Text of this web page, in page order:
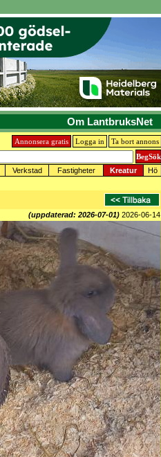
Om LantbruksNet
Annonsera gratis Logga in Ta bort annons
Verkstad Fastigheter Kreatur Hö
(uppdaterad: 2026-07-01) 2026-06-14